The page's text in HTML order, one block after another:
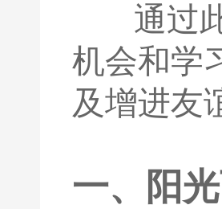
通过此
机会和学
及增进友
一、阳